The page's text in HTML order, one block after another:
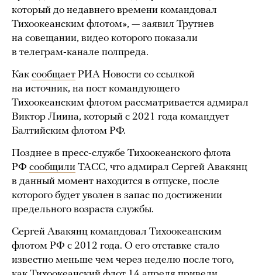
который до недавнего времени командовал
Тихоокеанским флотом», — заявил Трутнев
на совещании, видео которого показали
в телеграм-канале полпреда.
Как сообщает РИА Новости со ссылкой
на источник, на пост командующего
Тихоокеанским флотом рассматривается адмирал
Виктор Лиина, который с 2021 года командует
Балтийским флотом РФ.
Позднее в пресс-службе Тихоокеанского флота
РФ сообщили ТАСС, что адмирал Сергей Авакянц
в данный момент находится в отпуске, после
которого будет уволен в запас по достижении
предельного возраста службы.
Сергей Авакянц командовал Тихоокеанским
флотом РФ с 2012 года. О его отставке стало
известно меньше чем через неделю после того,